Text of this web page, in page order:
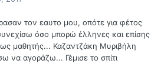
τον εαυτο μου, οπότε για φέτος
όσο μπορώ έλληνες και επίσης
ως μαθητής... Καζαντζάκη Μυριβήλη
να αγοράζω... Γέμισε το σπίτι